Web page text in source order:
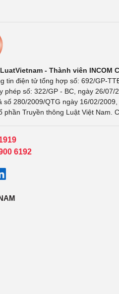
- Thành viên INCOM
tin điện tử tổng hợp số: 692/GP-
phép số: 322/GP - BC, ngày 26/
số 280/2009/QTG ngày 16/02/
phần Truyền thông Luật Việt Nam.
6192